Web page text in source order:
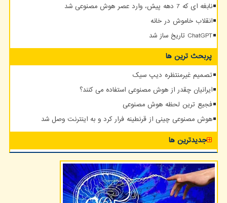
نابغه ای که 7 دهه پیش، وارد عصر هوش مصنوعی شد
انقلاب خاموش در خانه
ChatGPT تاریخ ساز شد
پربحث ترین ها
تصمیم غیرمنتظره دیپ سیک
ایرانیان چقدر از هوش مصنوعی استفاده می کنند؟
فجیع ترین لحظه هوش مصنوعی
هوش مصنوعی چینی از قرنطینه فرار کرد و به اینترنت وصل شد
جدیدترین ها